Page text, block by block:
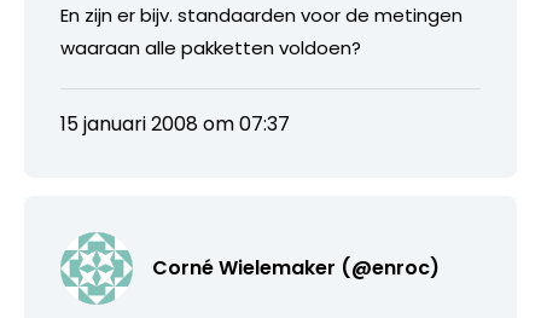
En zijn er bijv. standaarden voor de metingen
waaraan alle pakketten voldoen?
15 januari 2008 om 07:37
Corné Wielemaker (@enroc)